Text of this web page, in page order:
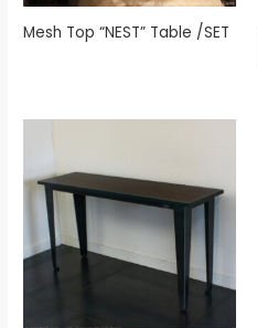
Mesh Top “NEST” Table /SET